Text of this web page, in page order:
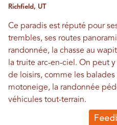
Richfield, UT
Ce paradis est réputé pour
trembles, ses routes
randonnée, la chasse au
la truite arc-en-ciel. On peut
de loisirs, comme les balades
motoneige, la randonnée
véhicules tout-terrain.